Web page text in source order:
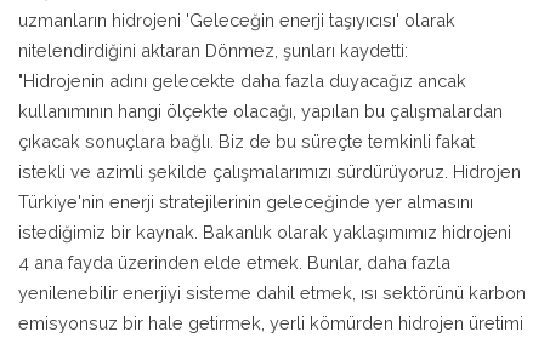
uzmanların hidrojeni 'Geleceğin enerji taşıyıcısı' olarak
nitelendirdiğini aktaran Dönmez, şunları kaydetti:
"Hidrojenin adını gelecekte daha fazla duyacağız ancak
kullanımının hangi ölçekte olacağı, yapılan bu çalışmalardan
çıkacak sonuçlara bağlı. Biz de bu süreçte temkinli fakat
istekli ve azimli şekilde çalışmalarımızı sürdürüyoruz. Hidrojen
Türkiye'nin enerji stratejilerinin geleceğinde yer almasını
istediğimiz bir kaynak. Bakanlık olarak yaklaşımımız hidrojeni
4 ana fayda üzerinden elde etmek. Bunlar, daha fazla
yenilenebilir enerjiyi sisteme dahil etmek, ısı sektörünü karbon
emisyonsuz bir hale getirmek, yerli kömürden hidrojen üretimi